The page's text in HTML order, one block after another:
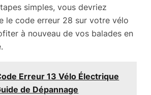
simples, vous devriez
le code erreur 28 sur votre vélo
à nouveau de vos balades en
Erreur 13 Vélo Électrique
de Dépannage